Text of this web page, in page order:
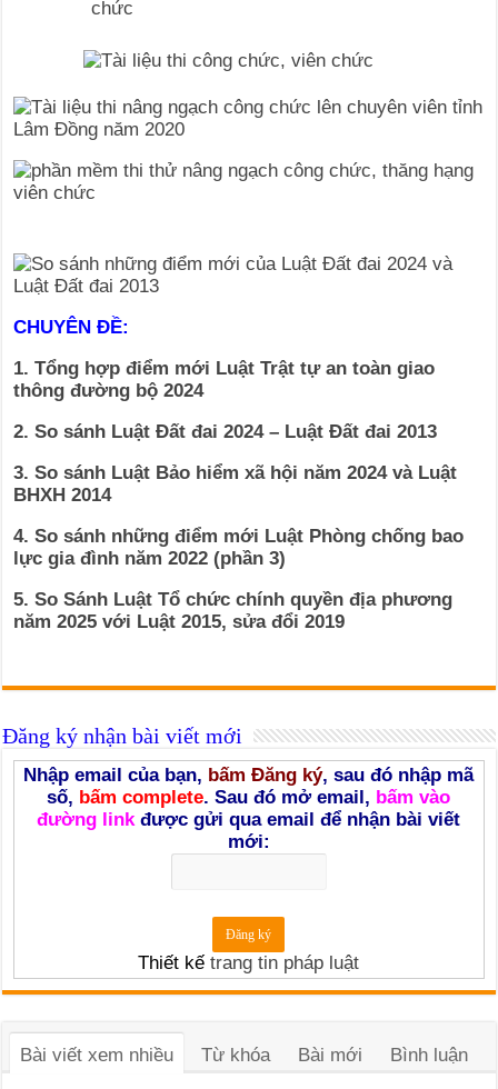
CHUYÊN ĐỀ:
1. Tổng hợp điểm mới Luật Trật tự an toàn giao
thông đường bộ 2024
2. So sánh Luật Đất đai 2024 – Luật Đất đai 2013
3. So sánh Luật Bảo hiểm xã hội năm 2024 và Luật
BHXH 2014
4. So sánh những điểm mới Luật Phòng chống bao
lực gia đình năm 2022 (phần 3)
5. So Sánh Luật Tổ chức chính quyền địa phương
năm 2025 với Luật 2015, sửa đổi 2019
Đăng ký nhận bài viết mới
Nhập email của bạn, bấm Đăng ký, sau đó nhập mã
số, bấm complete. Sau đó mở email, bấm vào
đường linkđược gửi qua email để nhận bài viết
mới:
Thiết kếtrang tin pháp luật
Bài viết xem nhiều Từ khóa Bài mới Bình luận